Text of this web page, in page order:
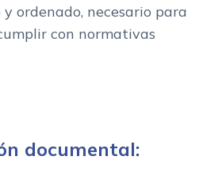
ordenado, necesario para
con normativas
documental: